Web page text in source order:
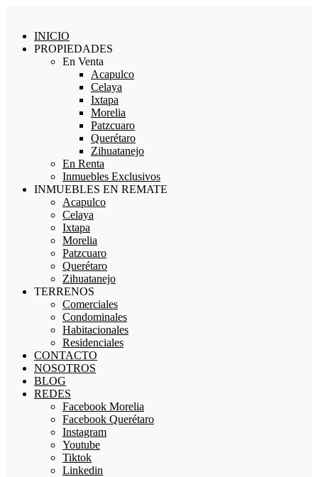
INICIO
PROPIEDADES
En Venta
Acapulco
Celaya
Ixtapa
Morelia
Patzcuaro
Querétaro
Zihuatanejo
En Renta
Inmuebles Exclusivos
INMUEBLES EN REMATE
Acapulco
Celaya
Ixtapa
Morelia
Patzcuaro
Querétaro
Zihuatanejo
TERRENOS
Comerciales
Condominales
Habitacionales
Residenciales
CONTACTO
NOSOTROS
BLOG
REDES
Facebook Morelia
Facebook Querétaro
Instagram
Youtube
Tiktok
Linkedin